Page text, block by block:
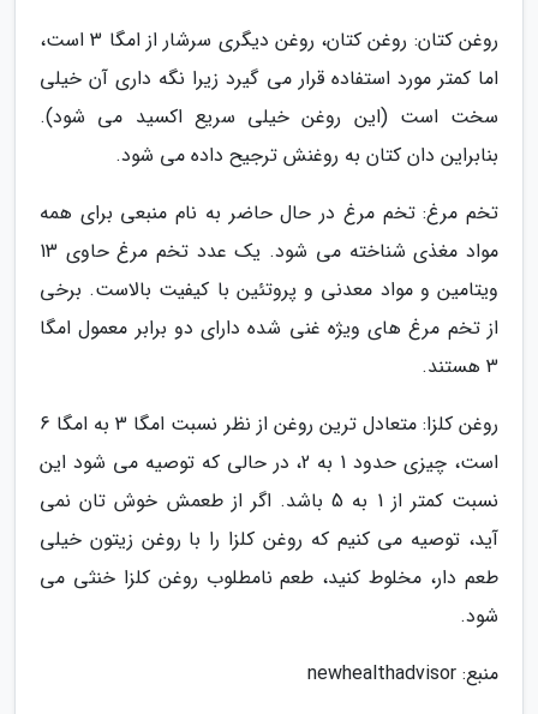
روغن کتان: روغن کتان، روغن دیگری سرشار از امگا 3 است،
اما کمتر مورد استفاده قرار می گیرد زیرا نگه داری آن خیلی
سخت است (این روغن خیلی سریع اکسید می شود).
بنابراین دان کتان به روغنش ترجیح داده می شود.
تخم مرغ: تخم مرغ در حال حاضر به نام منبعی برای همه
مواد مغذی شناخته می شود. یک عدد تخم مرغ حاوی 13
ویتامین و مواد معدنی و پروتئین با کیفیت بالاست. برخی
از تخم مرغ های ویژه غنی شده دارای دو برابر معمول امگا
3 هستند.
روغن کلزا: متعادل ترین روغن از نظر نسبت امگا 3 به امگا 6
است، چیزی حدود 1 به 2، در حالی که توصیه می شود این
نسبت کمتر از 1 به 5 باشد. اگر از طعمش خوش تان نمی
آید، توصیه می کنیم که روغن کلزا را با روغن زیتون خیلی
طعم دار، مخلوط کنید، طعم نامطلوب روغن کلزا خنثی می
شود.
منبع: newhealthadvisor